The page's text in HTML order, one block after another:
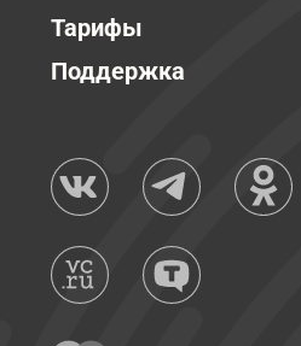
Тарифы
Поддержка